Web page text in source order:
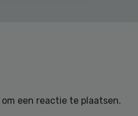
om een reactie te plaatsen.